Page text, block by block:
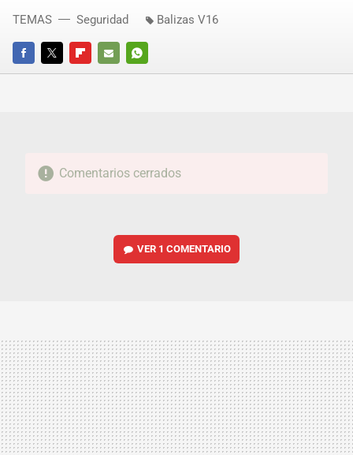
FACEBOOKTWITTERFLIPBOARD
E-
WHATSAPP
TEMAS Seguridad Balizas V16
Comentarios cerrados
VER 1 COMENTARIO